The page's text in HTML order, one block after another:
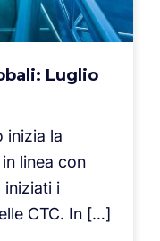
Luglio
inizia la
linea con
iniziati i
CTC. In […]